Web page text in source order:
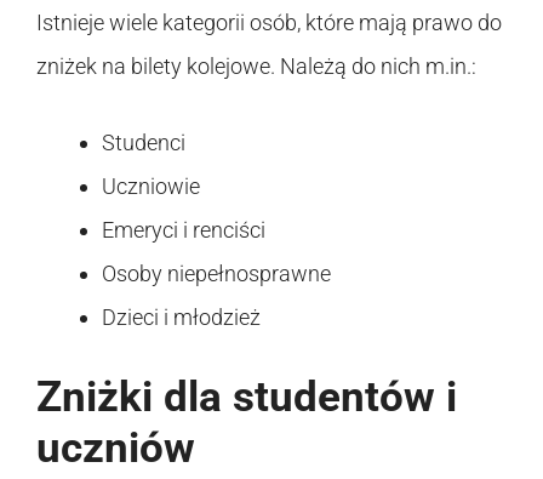
Istnieje wiele kategorii osób, które mają prawo do
zniżek na bilety kolejowe. Należą do nich m.in.:
Studenci
Uczniowie
Emeryci i renciści
Osoby niepełnosprawne
Dzieci i młodzież
Zniżki dla studentów i
uczniów